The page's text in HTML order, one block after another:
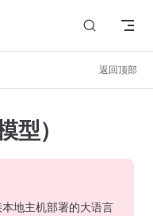
返回顶部
型）
地主机部署的大语言